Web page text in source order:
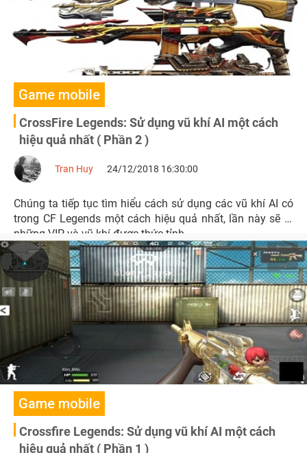
Game mobile
CrossFire Legends: Sử dụng vũ khí AI một cách
hiệu quả nhất ( Phần 2 )
Chúng ta tiếp tục tìm hiểu cách sử dụng các vũ khí AI có
trong CF Legends một cách hiệu quả nhất, lần này sẽ là
những VIP và vũ khí được thức tỉnh.
Game mobile
Crossfire Legends: Sử dụng vũ khí AI một cách